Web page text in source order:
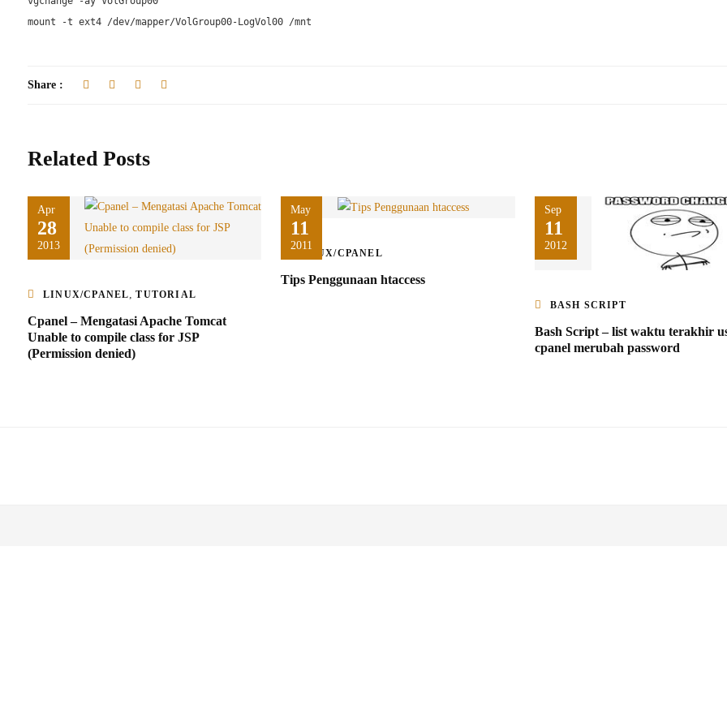
Share :
Related Posts
Apr
28
2013
LINUX/CPANEL ,TUTORIAL
Cpanel – Mengatasi Apache Tomcat
Unable to compile class for JSP
(Permission denied)
May
11
2011
LINUX/CPANEL
Tips Penggunaan htaccess
Sep
11
2012
BASH SCRIPT
Bash Script – list waktu terakhir
cpanel merubah password